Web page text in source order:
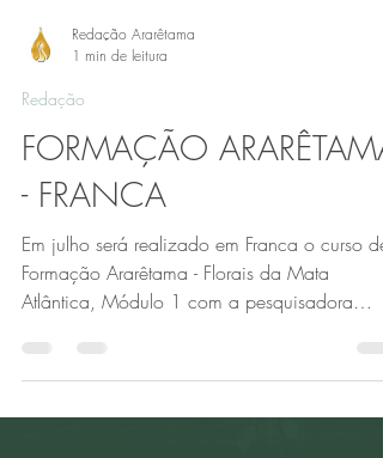
Redação Ararêtama
1 min de leitura
Redação
FORMAÇÃO ARARÊTAMA
- FRANCA
Sandra Epstein....